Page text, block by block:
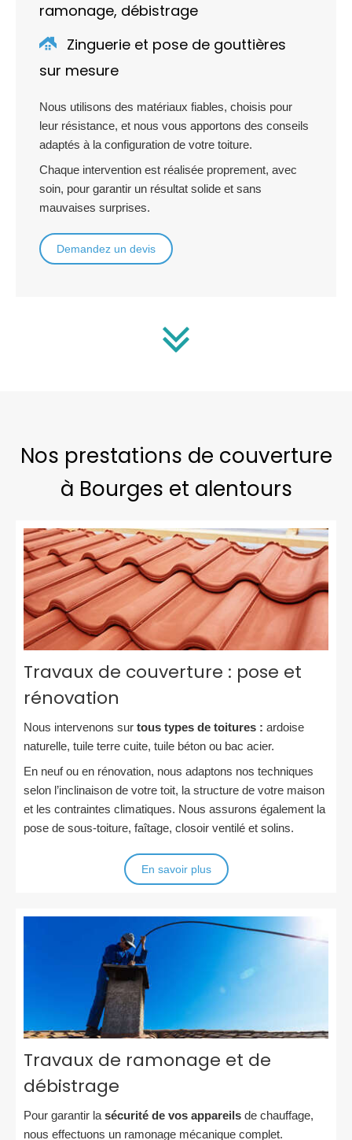
ramonage, débistrage
Zinguerie et pose de gouttières
sur mesure
Nous utilisons des matériaux fiables, choisis pour
leur résistance, et nous vous apportons des conseils
adaptés à la configuration de votre toiture.
Chaque intervention est réalisée proprement, avec
soin, pour garantir un résultat solide et sans
mauvaises surprises.
Demandez un devis
Nos prestations de couverture
à Bourges et alentours
Travaux de couverture : pose et
rénovation
Nous intervenons sur tous types de toitures : ardoise
naturelle, tuile terre cuite, tuile béton ou bac acier.
En neuf ou en rénovation, nous adaptons nos techniques
selon l’inclinaison de votre toit, la structure de votre maison
et les contraintes climatiques. Nous assurons également la
pose de sous-toiture, faîtage, closoir ventilé et solins.
En savoir plus
Travaux de ramonage et de
débistrage
Pour garantir la sécurité de vos appareils de chauffage,
nous effectuons un ramonage mécanique complet.